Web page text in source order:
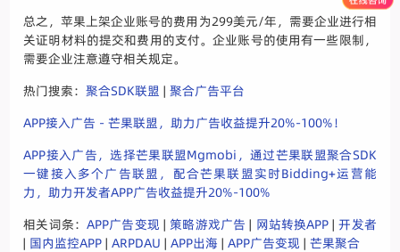
总之，苹果上架企业账号的费用为299美元/年，需要企业进行相
关证明材料的提交和费用的支付。企业账号的使用有一些限制，
需要企业注意遵守相关规定。
热门搜索：聚合SDK联盟 |聚合广告平台
APP接入广告 - 芒果联盟，助力广告收益提升20%-100%！
APP接入广告，选择芒果联盟Mgmobi，通过芒果联盟聚合SDK
一键接入多个广告联盟，配合芒果联盟实时Bidding+运营能
力，助力开发者APP广告收益提升20%-100%
相关词条：APP广告变现 |策略游戏广告 | 网站转换APP |开发者
| 国内监控APP |ARPDAU |APP出海 |APP广告变现 |芒果聚合